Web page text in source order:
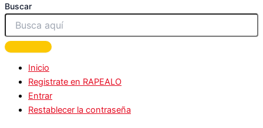
Buscar
Inicio
Registrate en RAPEALO
Entrar
Restablecer la contraseña